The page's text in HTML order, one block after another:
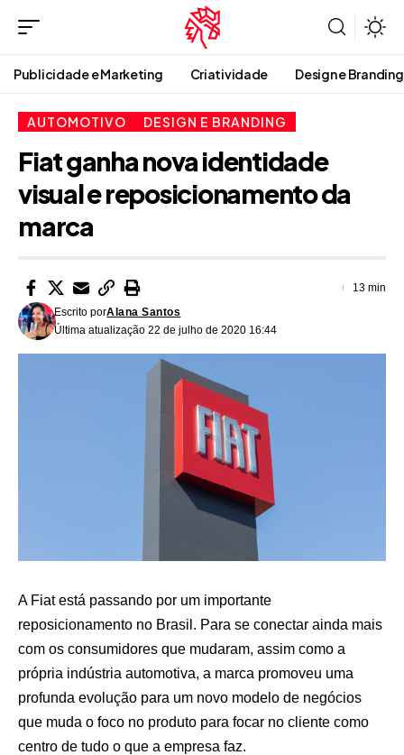
Publicidade e Marketing Criatividade Design e Branding
AUTOMOTIVO DESIGN E BRANDING
Fiat ganha nova identidade
visual e reposicionamento da
marca
Última atualização 22 de julho de 2020 16:44
Escrito porAlana Santos
13 min
A Fiat está passando por um importante
reposicionamento no Brasil. Para se conectar ainda mais
com os consumidores que mudaram, assim como a
própria indústria automotiva, a marca promoveu uma
profunda evolução para um novo modelo de negócios
que muda o foco no produto para focar no cliente como
centro de tudo o que a empresa faz.